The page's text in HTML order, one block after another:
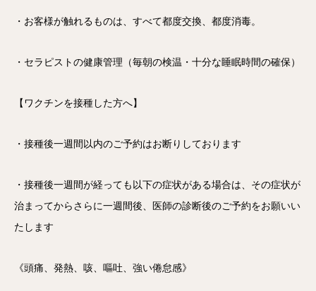
・お客様が触れるものは、すべて都度交換、都度消毒。
・セラピストの健康管理（毎朝の検温・十分な睡眠時間の確保）
【ワクチンを接種した方へ】
・接種後一週間以内のご予約はお断りしております
・接種後一週間が経っても以下の症状がある場合は、その症状が
治まってからさらに一週間後、医師の診断後のご予約をお願いい
たします
《頭痛、発熱、咳、嘔吐、強い倦怠感》